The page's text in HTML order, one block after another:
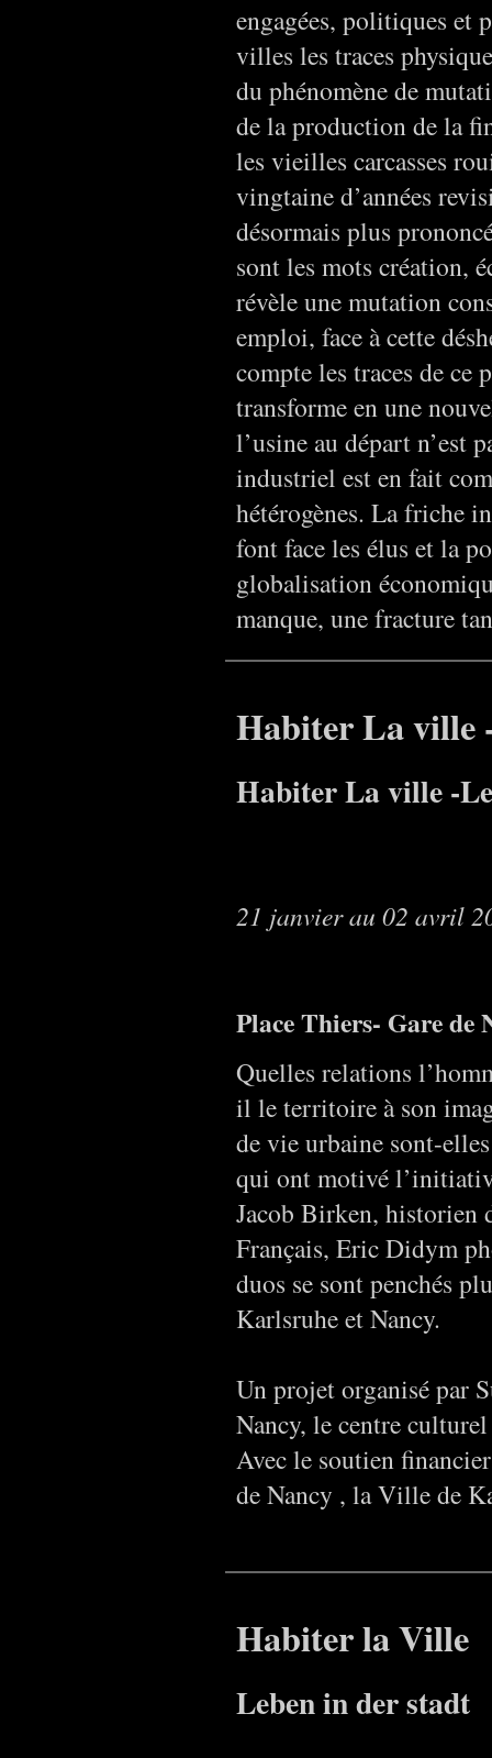
engagées, politiques et
villes les traces
du phénomène de
de la production de la
les vieilles carcasses
vingtaine d’années
désormais plus
sont les mots création,
révèle une mutation
emploi, face à cette
compte les traces de ce
transforme en une
l’usine au départ n’est
industriel est en fait
hétérogènes. La friche
font face les élus et la
globalisation
manque, une fracture
Habiter La ville
Habiter La ville -
21 janvier au 02 avril
Place Thiers- Gare de
Quelles relations
il le territoire à son
de vie urbaine sont-
qui ont motivé
Jacob Birken, historien
Français, Eric Didym
duos se sont penchés
Karlsruhe et Nancy.
Un projet organisé par
Nancy, le centre
Avec le soutien
de Nancy , la Ville de
Habiter la Ville
Leben in der stadt